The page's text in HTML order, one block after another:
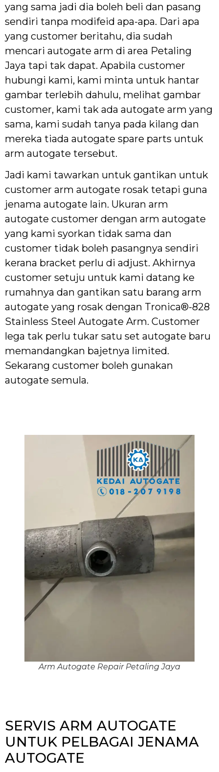
yang sama jadi dia boleh beli dan pasang
sendiri tanpa modifeid apa-apa. Dari apa
yang customer beritahu, dia sudah
mencari autogate arm di area Petaling
Jaya tapi tak dapat. Apabila customer
hubungi kami, kami minta untuk hantar
gambar terlebih dahulu, melihat gambar
customer, kami tak ada autogate arm yang
sama, kami sudah tanya pada kilang dan
mereka tiada autogate spare parts untuk
arm autogate tersebut.
Jadi kami tawarkan untuk gantikan untuk
customer arm autogate rosak tetapi guna
jenama autogate lain. Ukuran arm
autogate customer dengan arm autogate
yang kami syorkan tidak sama dan
customer tidak boleh pasangnya sendiri
kerana bracket perlu di adjust. Akhirnya
customer setuju untuk kami datang ke
rumahnya dan gantikan satu barang arm
autogate yang rosak dengan Tronica®-828
Stainless Steel Autogate Arm. Customer
lega tak perlu tukar satu set autogate baru
memandangkan bajetnya limited.
Sekarang customer boleh gunakan
autogate semula.
Arm Autogate Repair Petaling Jaya
SERVIS ARM AUTOGATE
UNTUK PELBAGAI JENAMA
AUTOGATE